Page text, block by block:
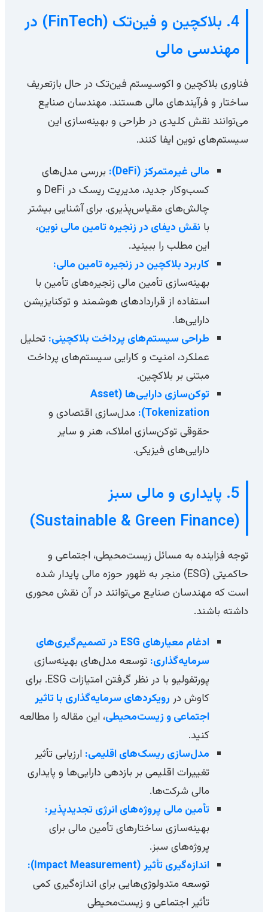
4. بلاکچین و فین‌تک (FinTech) در
مهندسی مالی
فناوری بلاکچین و اکوسیستم فین‌تک در حال بازتعریف
ساختار و فرآیندهای مالی هستند. مهندسان صنایع
می‌توانند نقش کلیدی در طراحی و بهینه‌سازی این
سیستم‌های نوین ایفا کنند.
مالی غیرمتمرکز (DeFi):
بررسی مدل‌های
کسب‌وکار جدید، مدیریت ریسک در DeFi و
چالش‌های مقیاس‌پذیری. برای آشنایی بیشتر
با نقش دیفای در زنجیره تامین مالی نوین،
این مطلب را ببینید.
کاربرد بلاکچین در زنجیره تامین مالی:
بهینه‌سازی تأمین مالی زنجیره‌های تأمین با
استفاده از قراردادهای هوشمند و توکنایزیشن
دارایی‌ها.
طراحی سیستم‌های پرداخت بلاکچینی: تحلیل
عملکرد، امنیت و کارایی سیستم‌های پرداخت
مبتنی بر بلاکچین.
توکن‌سازی دارایی‌ها (Asset
Tokenization):
مدل‌سازی اقتصادی و
حقوقی توکن‌سازی املاک، هنر و سایر
دارایی‌های فیزیکی.
5. پایداری و مالی سبز
(Sustainable & Green Finance)
توجه فزاینده به مسائل زیست‌محیطی، اجتماعی و
حاکمیتی (ESG) منجر به ظهور حوزه مالی پایدار شده
است که مهندسان صنایع می‌توانند در آن نقش محوری
داشته باشند.
ادغام معیارهای ESG در تصمیم‌گیری‌های
سرمایه‌گذاری: توسعه مدل‌های بهینه‌سازی
پورتفولیو با در نظر گرفتن امتیازات ESG. برای
کاوش در رویکردهای سرمایه‌گذاری با تاثیر
اجتماعی و زیست‌محیطی، این مقاله را مطالعه
کنید.
مدل‌سازی ریسک‌های اقلیمی: ارزیابی تأثیر
تغییرات اقلیمی بر بازدهی دارایی‌ها و پایداری
مالی شرکت‌ها.
تأمین مالی پروژه‌های انرژی تجدیدپذیر:
بهینه‌سازی ساختارهای تأمین مالی برای
پروژه‌های سبز.
اندازه‌گیری تأثیر (Impact Measurement):
توسعه متدولوژی‌هایی برای اندازه‌گیری کمی
تأثیر اجتماعی و زیست‌محیطی